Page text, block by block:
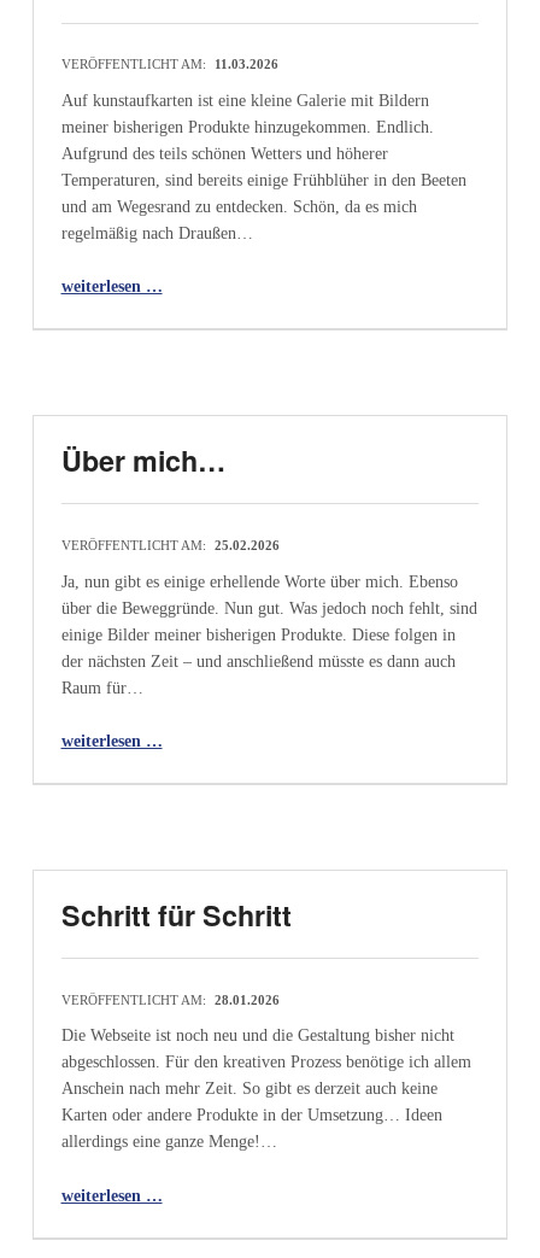
VERÖFFENTLICHT AM: 11.03.2026
Auf kunstaufkarten ist eine kleine Galerie mit Bildern
meiner bisherigen Produkte hinzugekommen. Endlich.
Aufgrund des teils schönen Wetters und höherer
Temperaturen, sind bereits einige Frühblüher in den Beeten
und am Wegesrand zu entdecken. Schön, da es mich
regelmäßig nach Draußen…
weiterlesen …
Über mich…
VERÖFFENTLICHT AM: 25.02.2026
Ja, nun gibt es einige erhellende Worte über mich. Ebenso
über die Beweggründe. Nun gut. Was jedoch noch fehlt, sind
einige Bilder meiner bisherigen Produkte. Diese folgen in
der nächsten Zeit – und anschließend müsste es dann auch
Raum für…
weiterlesen …
Schritt für Schritt
VERÖFFENTLICHT AM: 28.01.2026
Die Webseite ist noch neu und die Gestaltung bisher nicht
abgeschlossen. Für den kreativen Prozess benötige ich allem
Anschein nach mehr Zeit. So gibt es derzeit auch keine
Karten oder andere Produkte in der Umsetzung… Ideen
allerdings eine ganze Menge!…
“Schritt für Schritt”
weiterlesen …